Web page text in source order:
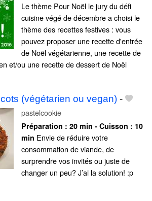
Le thème Pour Noël le jury du défi
cuisine végé de décembre a choisi le
thème des recettes festives : vous
pouvez proposer une recette d'entrée
de Noël végétarienne, une recette de
et/ou une recette de dessert de Noël
(végétarien ou vegan) -
pastelcookie
Préparation : 20 min - Cuisson : 10
min Envie de réduire votre
consommation de viande, de
surprendre vos invités ou juste de
changer un peu? J’ai la solution! :p